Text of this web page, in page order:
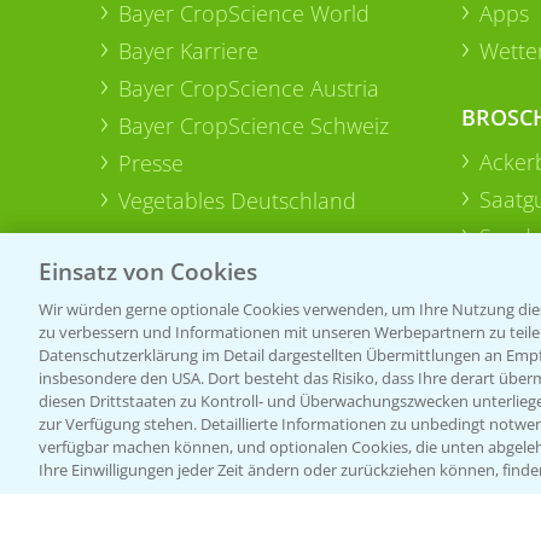
Bayer CropScience World
Bayer Karriere
Bayer CropScience Austria
Bayer CropScience Schweiz
Presse
Vegetables Deutschland
Apps
Einsatz von Cookies
Wir würden gerne optionale Cookies verwenden, um Ihre Nutzung
zu verbessern und Informationen mit unseren Werbepartnern zu
Datenschutzerklärung im Detail dargestellten Übermittlungen an
insbesondere den USA. Dort besteht das Risiko, dass Ihre derart
diesen Drittstaaten zu Kontroll- und Überwachungszwecken
zur Verfügung stehen. Detaillierte Informationen zu unbedingt
verfügbar machen können, und optionalen Cookies, die unten
Ihre Einwilligungen jeder Zeit ändern oder zurückziehen können,